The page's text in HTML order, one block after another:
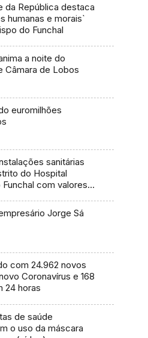
da República destaca
humanas e morais`
do Funchal
a noite do
Câmara de Lobos
euromilhões
sanitárias
do Hospital
com valores
Jorge Sá
com 24.962 novos
Coronavírus e 168
24 horas
de saúde
o uso da máscara